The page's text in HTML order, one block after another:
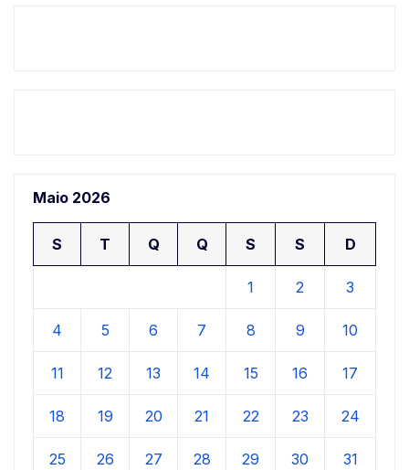
Maio 2026
S T Q Q S S D
1 2 3
4 5 6 7 8 9 10
11 12 13 14 15 16 17
18 19 20 21 22 23 24
25 26 27 28 29 30 31